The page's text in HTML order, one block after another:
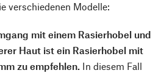
verschiedenen Modelle:
mit einem Rasierhobel und
Haut ist ein Rasierhobel mit
zu empfehlen. In diesem Fall